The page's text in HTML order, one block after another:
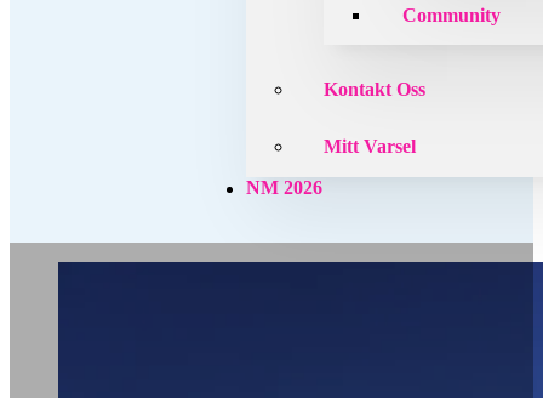
Community
Kontakt Oss
Mitt Varsel
NM 2026